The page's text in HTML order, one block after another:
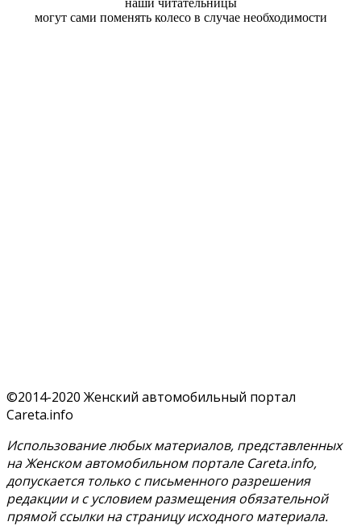
могут сами поменять колесо в случае необходимости
©2014-2020 Женский автомобильный портал
Careta.info
Использование любых материалов, представленных
на Женском автомобильном портале Careta.info,
допускается только с письменного разрешения
редакции и с условием размещения обязательной
прямой ссылки на страницу исходного материала.